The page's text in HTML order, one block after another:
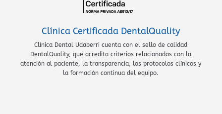
Clínica Certificada DentalQuality
Clínica Dental Udaberri cuenta con el sello de calidad
DentalQuality, que acredita criterios relacionados con la
atención al paciente, la transparencia, los protocolos clínicos y
la formación continua del equipo.